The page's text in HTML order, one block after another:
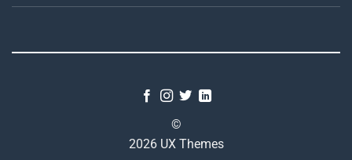
©
2026 UX Themes